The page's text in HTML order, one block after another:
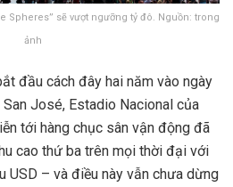
Spheres” sẽ vượt ngưỡng tỷ đô. Nguồn: trong
ảnh
đầu cách đây hai năm vào ngày
José, Estadio Nacional của
tới hàng chục sân vận động đã
cao thứ ba trên mọi thời đại với
USD – và điều này vẫn chưa dừng